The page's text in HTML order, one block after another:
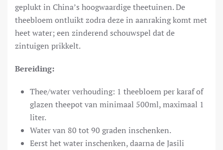
geplukt in China’s hoogwaardige theetuinen. De
theebloem ontluikt zodra deze in aanraking komt met
heet water; een zinderend schouwspel dat de
zintuigen prikkelt.
Bereiding:
Thee/water verhouding: 1 theebloem per karaf of
glazen theepot van minimaal 500ml, maximaal 1
liter.
Water van 80 tot 90 graden inschenken.
Eerst het water inschenken, daarna de Jasili